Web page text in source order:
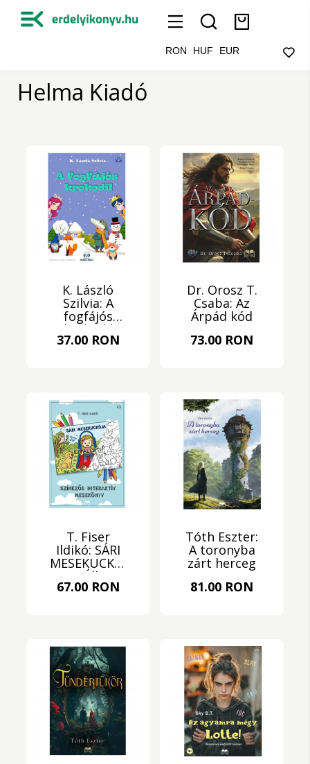
RON HUF EUR
Helma Kiadó
K. László
Szilvia: A
fogfájós
krokodil
37.00 RON
Dr. Orosz T.
Csaba: Az
Árpád kód
73.00 RON
T. Fiser
Ildikó: SÁRI
MESEKUCKÓJA
- Ez Állati!
67.00 RON
Tóth Eszter:
A toronyba
zárt herceg
81.00 RON